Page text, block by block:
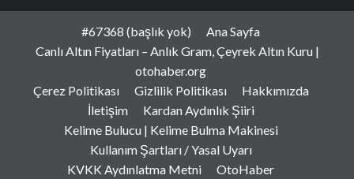
#67368 (başlık yok)
Ana Sayfa
Canlı Altın Fiyatları – Anlık Gram, Çeyrek Altın Kuru |
otohaber.org
Çerez Politikası
Gizlilik Politikası
Hakkımızda
İletişim
Kardan Aydınlık Şiiri
Kelime Bulucu | Kelime Bulma Makinesi
Kullanım Şartları / Yasal Uyarı
KVKK Aydınlatma Metni
OtoHaber